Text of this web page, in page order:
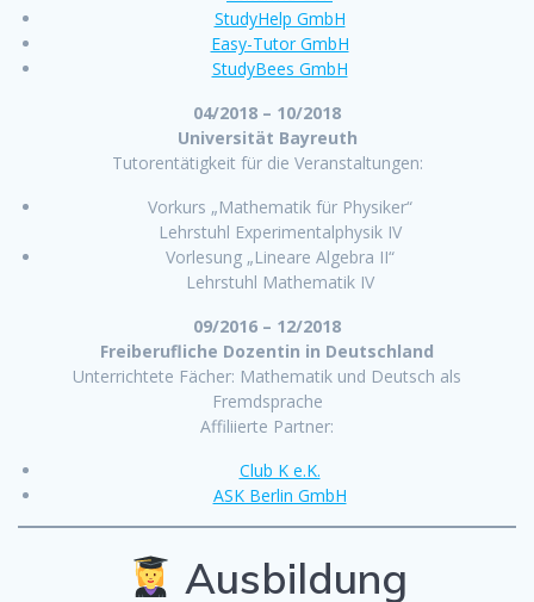
StudyHelp GmbH
Easy-Tutor GmbH
StudyBees GmbH
04/2018 – 10/2018
Universität Bayreuth
Tutorentätigkeit für die Veranstaltungen:
Vorkurs „Mathematik für Physiker“
Lehrstuhl Experimentalphysik IV
Vorlesung „Lineare Algebra II“
Lehrstuhl Mathematik IV
09/2016 – 12/2018
Freiberufliche Dozentin in Deutschland
Unterrichtete Fächer: Mathematik und Deutsch als
Fremdsprache
Affiliierte Partner:
Club K e.K.
ASK Berlin GmbH
Ausbildung